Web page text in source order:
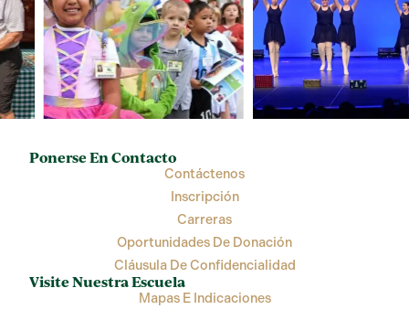
Ponerse En Contacto
Contáctenos
Inscripción
Carreras
Oportunidades De Donación
Cláusula De Confidencialidad
Visite Nuestra Escuela
Mapas E Indicaciones